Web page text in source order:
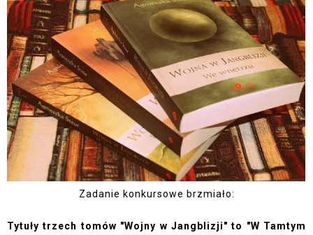
Zadanie konkursowe brzmiało:
Tytuły trzech tomów "Wojny w Jangblizji" to "W Tamtym